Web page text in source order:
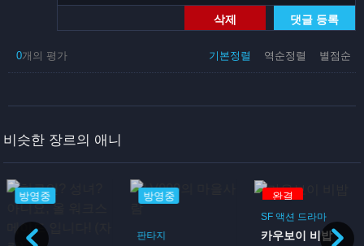
삭제 댓글 등록
기본정렬 역순정렬 별점순
0개의 평가
비슷한 장르의 애니
방영중 방영중
판타지
완결
SF 액션 드라마
카우보이 비밥